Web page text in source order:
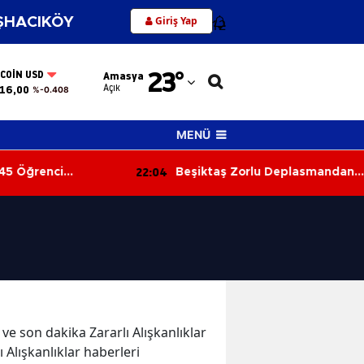
Giriş Yap 12
USD
%-0.408
Amasya
Açık 23°
Adana
Adıyaman
Ağrı
Amasya
Artvin
Balıkesir
MENÜ
Öğrenci
22:04
Beşiktaş Zorlu Deplasmandan
son dakika Zararlı Alışkanlıklar
Alışkanlıklar haberleri